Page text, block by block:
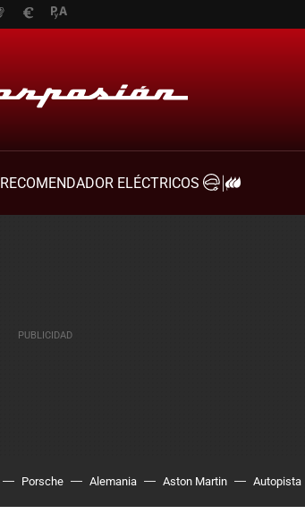
RECOMENDADOR ELÉCTRICOS
Porsche Alemania Aston Martin Autopista